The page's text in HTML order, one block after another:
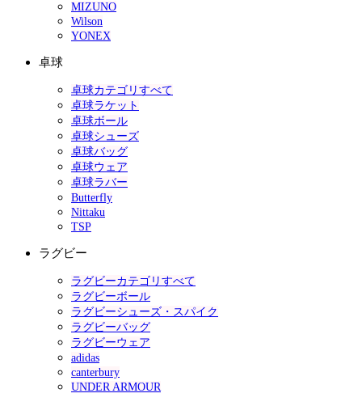
MIZUNO
Wilson
YONEX
卓球
卓球カテゴリすべて
卓球ラケット
卓球ボール
卓球シューズ
卓球バッグ
卓球ウェア
卓球ラバー
Butterfly
Nittaku
TSP
ラグビー
ラグビーカテゴリすべて
ラグビーボール
ラグビーシューズ・スパイク
ラグビーバッグ
ラグビーウェア
adidas
canterbury
UNDER ARMOUR